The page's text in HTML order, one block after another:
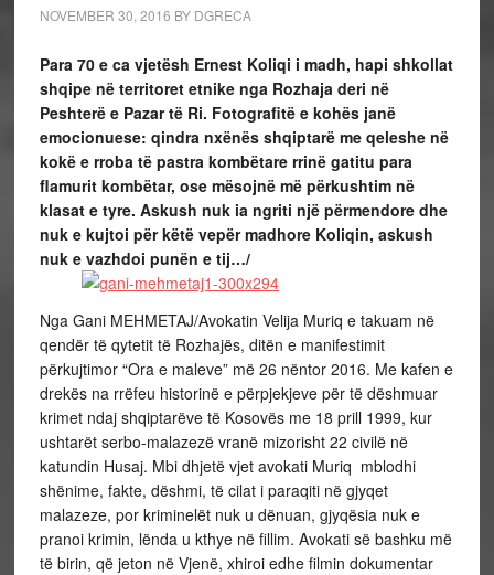
NOVEMBER 30, 2016 BY DGRECA
Para 70 e ca vjetësh Ernest Koliqi i madh, hapi shkollat
shqipe në territoret etnike nga Rozhaja deri në
Peshterë e Pazar të Ri. Fotografitë e kohës janë
emocionuese: qindra nxënës shqiptarë me qeleshe në
kokë e rroba të pastra kombëtare rrinë gatitu para
flamurit kombëtar, ose mësojnë më përkushtim në
klasat e tyre. Askush nuk ia ngriti një përmendore dhe
nuk e kujtoi për këtë vepër madhore Koliqin, askush
nuk e vazhdoi punën e tij…/
Nga Gani MEHMETAJ/Avokatin Velija Muriq e takuam në
qendër të qytetit të Rozhajës, ditën e manifestimit
përkujtimor “Ora e maleve” më 26 nëntor 2016. Me kafen e
drekës na rrëfeu historinë e përpjekjeve për të dëshmuar
krimet ndaj shqiptarëve të Kosovës me 18 prill 1999, kur
ushtarët serbo-malazezë vranë mizorisht 22 civilë në
katundin Husaj. Mbi dhjetë vjet avokati Muriq mblodhi
shënime, fakte, dëshmi, të cilat i paraqiti në gjyqet
malazeze, por kriminelët nuk u dënuan, gjyqësia nuk e
pranoi krimin, lënda u kthye në fillim. Avokati së bashku më
të birin, që jeton në Vjenë, xhiroi edhe filmin dokumentar